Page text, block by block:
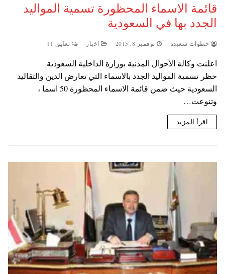
قائمة الاسماء المحظورة تسمية المواليد
الجدد بها في السعودية
خطوات سعيدة نوفمبر 8, 2015 اخبار تعليق 11
اعلنت وكالة الأحوال المدنية بوزارة الداخلية السعودية
حظر تسمية المواليد الجدد بالاسماء التي تعارض الدين والتقاليد
السعودية حيث ضمن قائمة الاسماء المحظورة 50 اسما ،
وتنوعت…
اقرأ المزيد